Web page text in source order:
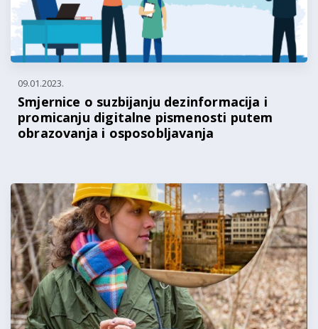
09.01.2023.
Smjernice o suzbijanju dezinformacija i
promicanju digitalne pismenosti putem
obrazovanja i osposobljavanja